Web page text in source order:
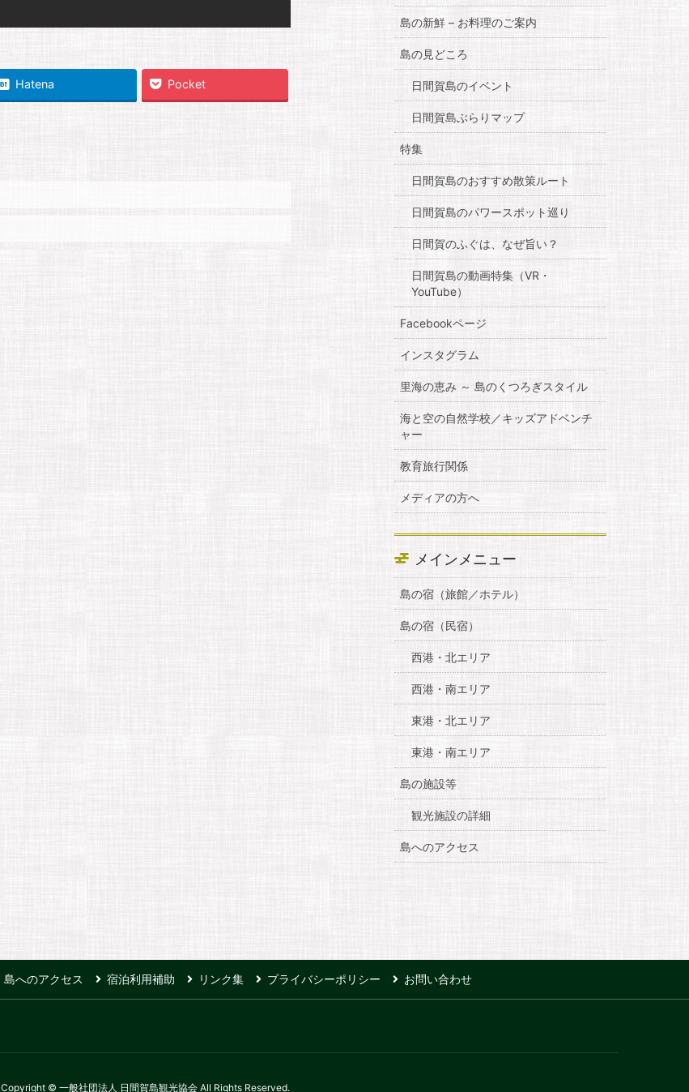
Hatena Pocket
島の新鮮 – お料理のご案内
島の見どころ
日間賀島のイベント
日間賀島ぶらりマップ
特集
日間賀島のおすすめ散策ルート
日間賀島のパワースポット巡り
日間賀のふぐは、なぜ旨い？
日間賀島の動画特集（VR・
YouTube）
Facebookページ
インスタグラム
里海の恵み ～ 島のくつろぎスタイル
海と空の自然学校／キッズアドベンチ
ャー
教育旅行関係
メディアの方へ
メインメニュー
島の宿（旅館／ホテル）
島の宿（民宿）
西港・北エリア
西港・南エリア
東港・北エリア
東港・南エリア
島の施設等
観光施設の詳細
島へのアクセス
島へのアクセス 宿泊利用補助 リンク集 プライバシーポリシー お問い合わせ
Copyright © 一般社団法人 日間賀島観光協会 All Rights Reserved.